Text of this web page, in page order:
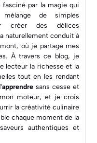
par la magie qui
mélange de simples
créer des délices
naturellement conduit à
, où je partage mes
À travers ce blog, je
lecteur la richesse et la
tout en les rendant
sans cesse et
moteur, et je crois
la créativité culinaire
chaque moment de la
authentiques et